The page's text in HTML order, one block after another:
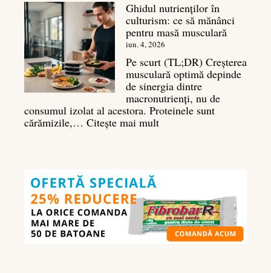
Ghid
complet
pentru
3D
Ghidul nutrienților în
culturism: ce să mănânci
pentru masă musculară
iun. 4, 2026
Pe scurt (TL;DR) Creșterea
musculară optimă depinde
de sinergia dintre
macronutrienți, nu de
consumul izolat al acestora. Proteinele sunt
cărămizile,… Citește mai mult:
mănânci
pentru
masă
musculară